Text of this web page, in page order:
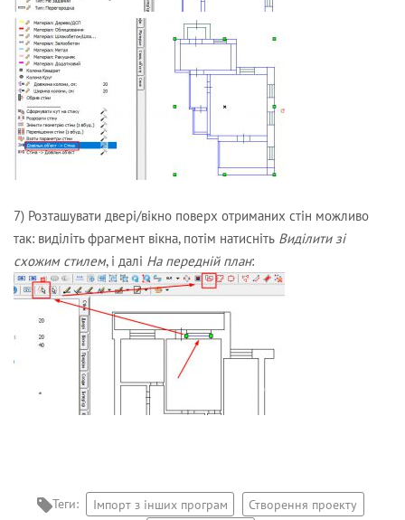
7) Розташувати двері/вікно поверх отриманих стін можливо
так: виділіть фрагмент вікна, потім натисніть Виділити зі
схожим стилем, і далі На передній план:
Теги: Імпорт з інших програм
Створення проекту